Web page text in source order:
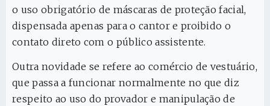
o uso obrigatório de máscaras de proteção facial,
dispensada apenas para o cantor e proibido o
contato direto com o público assistente.
Outra novidade se refere ao comércio de vestuário,
que passa a funcionar normalmente no que diz
respeito ao uso do provador e manipulação de